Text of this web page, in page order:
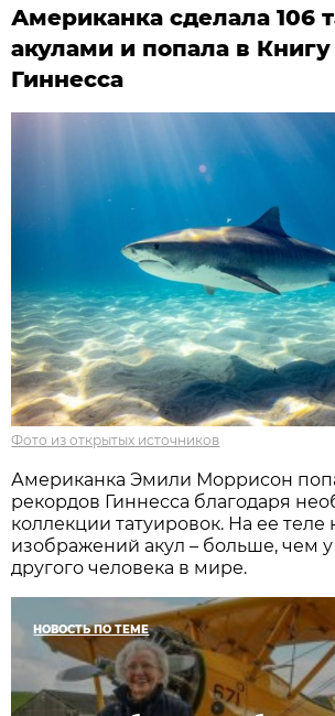
Американка сделала 106
акулами и попала в
Гиннесса
Фото из открытых источников
Американка Эмили Моррисон
рекордов Гиннесса благодаря
коллекции татуировок. На ее теле
изображений акул – больше, чем
другого человека в мире.
НОВОСТЬ ПО ТЕМЕ